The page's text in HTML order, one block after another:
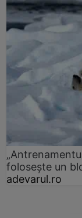
folosește un
adevarul.ro